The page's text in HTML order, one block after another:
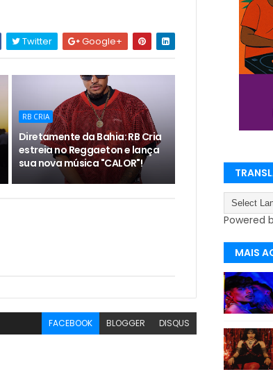
Twitter Google+
RB CRIA
Diretamente da Bahia: RB Cria
estreia no Reggaeton e lança
sua nova música "CALOR"!
FACEBOOK BLOGGER DISQUS
Powered
MAIS